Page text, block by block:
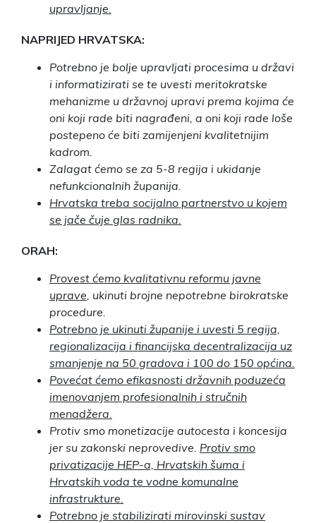
upravljanje.
NAPRIJED HRVATSKA:
Potrebno je bolje upravljati procesima u državi
i informatizirati se te uvesti meritokratske
mehanizme u državnoj upravi prema kojima će
oni koji rade biti nagrađeni, a oni koji rade loše
postepeno će biti zamijenjeni kvalitetnijim
kadrom.
Zalagat ćemo se za 5-8 regija i ukidanje
nefunkcionalnih županija.
Hrvatska treba socijalno partnerstvo u kojem
se jače čuje glas radnika.
ORAH:
Provest ćemo kvalitativnu reformu javne
uprave , ukinuti brojne nepotrebne birokratske
procedure.
Potrebno je ukinuti županije i uvesti 5 regija,
regionalizacija i financijska decentralizacija uz
smanjenje na 50 gradova i 100 do 150 općina.
Povećat ćemo efikasnosti državnih poduzeća
imenovanjem profesionalnih i stručnih
menadžera.
Protiv smo monetizacije autocesta i koncesija
jer su zakonski neprovedive. Protiv smo
privatizacije HEP-a, Hrvatskih šuma i
Hrvatskih voda te vodne komunalne
infrastrukture.
Potrebno je stabilizirati mirovinski sustav